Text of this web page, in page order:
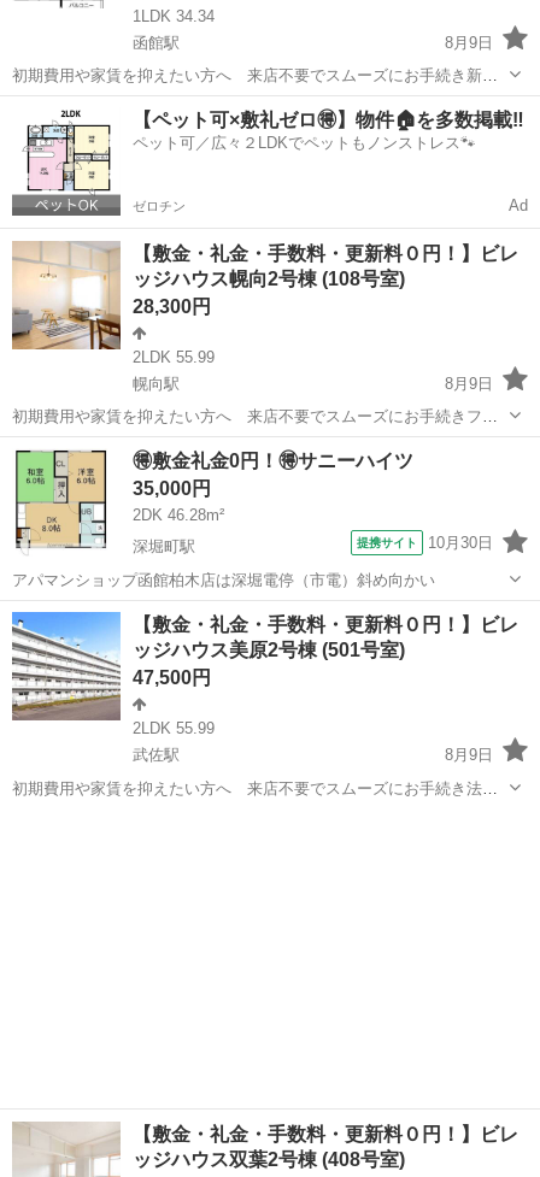
1LDK 34.34
函館駅
8月9日
初期費用や家賃を抑えたい方へ 来店不要でスムーズにお手続き新規
入居限定！最大3万円引越サポートあり！敷金・礼金・更新料・鍵交換
手数料0円！※契約内容や審査の結果、敷金をお預かりする場合がござ
います。函館ふくちゃん保育園 徒歩...
北海道 函館駅 アパート
【ペット可×敷礼ゼロ🉐】物件🏠を多数掲載‼️
ペット可／広々２LDKでペットもノンストレス🐾
ゼロチン Ad
【敷金・礼金・手数料・更新料０円！】ビレ
ッジハウス幌向2号棟 (108号室)
28,300円
2LDK 55.99
幌向駅
8月9日
初期費用や家賃を抑えたい方へ 来店不要でスムーズにお手続きフリ
ーレント1ヶ月＋最大3万円引越サポートあり！敷金・礼金・更新料・
鍵交換手数料0円！※契約内容や審査の結果、敷金をお預かりする場合
がございます。幌向保育園 徒歩12...
北海道 岩見沢市 幌向駅 アパート
🉐敷金礼金0円！🉐サニーハイツ
35,000円
2DK 46.28m²
深堀町駅
提携サイト 10月30日
アパマンショップ函館柏木店は深堀電停（市電）斜め向かい
北海道 函館市 深堀町駅 マンション
【敷金・礼金・手数料・更新料０円！】ビレ
ッジハウス美原2号棟 (501号室)
47,500円
2LDK 55.99
武佐駅
8月9日
初期費用や家賃を抑えたい方へ 来店不要でスムーズにお手続き法
【敷金・礼金・手数料・更新料０円！】ビレ
ッジハウス双葉2号棟 (408号室)